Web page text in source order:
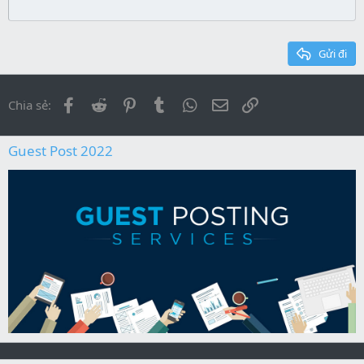
22
Times New Roman
Gửi đi
Chia sẻ: Facebook
Reddit PinterestTumblr WhatsAppĐịa chỉ Email
Guest Post 2022